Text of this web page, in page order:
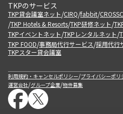
TKPのサービス
TKP貸会議室ネット/CIRQ/fabbit/
/TKP Hotels & Resorts/TKP研修ネット/
TKPイベントネット/TKPレンタルネット/
TKP FOOD/事務局代行サービス/採用代行
TKPスター貸会議室
利用規約・キャンセルポリシー/プライバシーポリ
運営会社/グループ企業/物件募集